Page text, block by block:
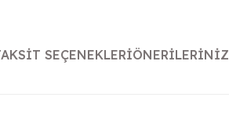
SEÇENEKLERIÖNERILERINIZ